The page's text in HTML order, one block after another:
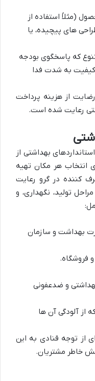
(مثلاً استفاده از
های پیچیده، یا
که پاسخگوی بودجه
کیفیت به شدت فدا
از هزینه پرداخت
رعایت شده است.
بهداشتی از
انتخاب هر مکان تهیه
کننده در گرو رعایت
تولید، نگهداری، و
بهداشت و سازمان
فروشگاه.
و ضدعفونی
از آلودگی آن ها
از توجه قنادی به این
خاطر مشتریان.